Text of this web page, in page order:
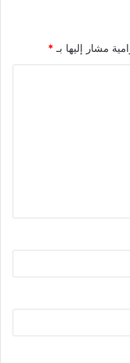
مشار إليها بـ *